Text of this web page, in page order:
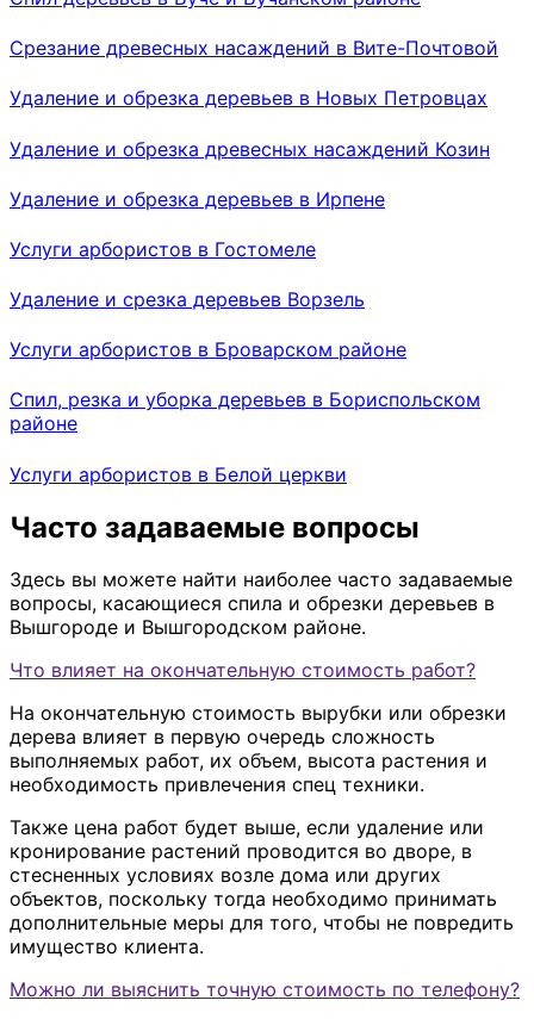
Срезание древесных насаждений в Вите-Почтовой
Удаление и обрезка деревьев в Новых Петровцах
Удаление и обрезка древесных насаждений Козин
Удаление и обрезка деревьев в Ирпене
Услуги арбористов в Гостомеле
Удаление и срезка деревьев Ворзель
Услуги арбористов в Броварском районе
Спил, резка и уборка деревьев в Бориспольском
районе
Услуги арбористов в Белой церкви
Часто задаваемые вопросы
Здесь вы можете найти наиболее часто задаваемые
вопросы, касающиеся спила и обрезки деревьев в
Вышгороде и Вышгородском районе.
Что влияет на окончательную стоимость работ?
На окончательную стоимость вырубки или обрезки
дерева влияет в первую очередь сложность
выполняемых работ, их объем, высота растения и
необходимость привлечения спец техники.
Также цена работ будет выше, если удаление или
кронирование растений проводится во дворе, в
стесненных условиях возле дома или других
объектов, поскольку тогда необходимо принимать
дополнительные меры для того, чтобы не повредить
имущество клиента.
Можно ли выяснить точную стоимость по телефону?